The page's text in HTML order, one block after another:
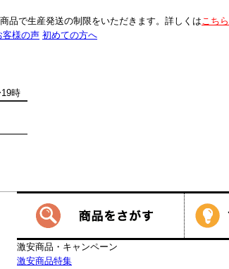
品で生産発送の制限をいただきます。詳しくはこちら
客様の声 初めての方へ
時
激安商品・キャンペーン
激安商品特集